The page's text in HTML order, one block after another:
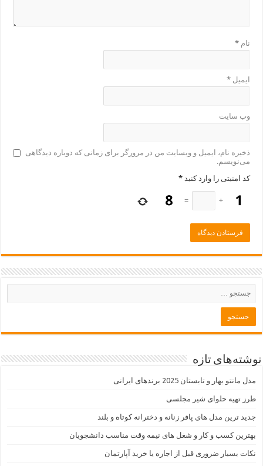
نام*
ایمیل*
وب‌ سایت
ذخیره نام، ایمیل و وبسایت من در مرورگر برای زمانی که دوباره دیدگاهی
می‌نویسم.
کد امنیتی را وارد کنید *
+
=
نوشته‌های تازه
مدل مانتو بهار و تابستان 2025 برندهای ایرانی
طرز تهیه حلوای شیر مجلسی
جدید ترین مدل های پافر زنانه و دخترانه کوتاه و بلند
بهترین کسب و کار و شغل های نیمه وقت مناسب دانشجویان
نکات بسیار ضروری قبل از اجاره یا خرید آپارتمان